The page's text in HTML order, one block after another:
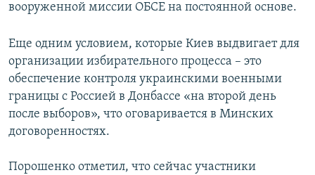
вооруженной миссии ОБСЕ на постоянной основе.
Еще одним условием, которые Киев выдвигает для
организации избирательного процесса – это
обеспечение контроля украинскими военными
границы с Россией в Донбассе «на второй день
после выборов», что оговаривается в Минских
договоренностях.
Порошенко отметил, что сейчас участники